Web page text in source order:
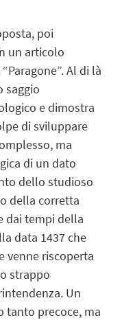
poi
un articolo
Al di là
saggio
e dimostra
di sviluppare
ma
di un dato
dello studioso
della corretta
dai tempi della
data 1437 che
venne riscoperta
strappo
Un
tanto precoce, ma